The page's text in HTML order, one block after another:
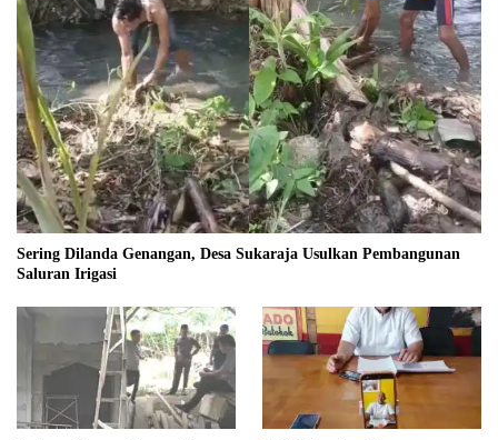
Sering Dilanda Genangan, Desa Sukaraja Usulkan Pembangunan
Saluran Irigasi